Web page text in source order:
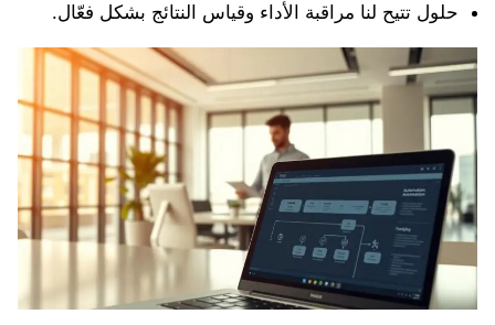
حلول تتيح لنا مراقبة الأداء وقياس النتائج بشكل فعّال.